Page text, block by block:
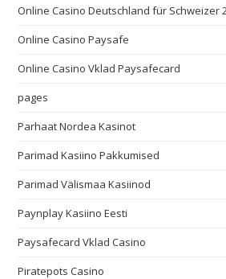
Online Casino Deutschland für Schweizer
Online Casino Paysafe
Online Casino Vklad Paysafecard
pages
Parhaat Nordea Kasinot
Parimad Kasiino Pakkumised
Parimad Välismaa Kasiinod
Paynplay Kasiino Eesti
Paysafecard Vklad Casino
Piratepots Casino